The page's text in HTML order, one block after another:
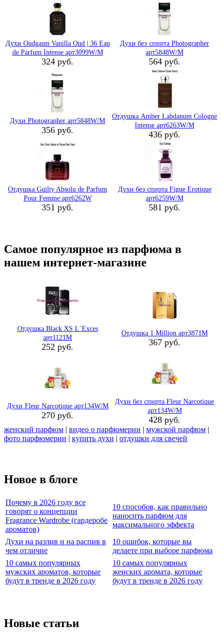
Духи Oudgasm Vanilla Oud | 36 Eau
de Parfum Intense арт3099W/M
324 руб.
Духи без спирта Photographer
арт5848W/M
564 руб.
Духи Photographer арт5848W/M
356 руб.
Отдушка Amber Labdanum Cologne
Intense арт6263W/M
436 руб.
Отдушка Guilty Absolu de Parfum
Pour Femme арт6262W
351 руб.
Духи без спирта Figue Erotique
арт6259W/M
581 руб.
Самое популярное из парфюма в
нашем интернет-магазине
Отдушка Black XS L`Exces
арт1121M
252 руб.
Отдушка 1 Million арт3871M
367 руб.
Духи Fleur Narcotique арт134W/M
270 руб.
Духи без спирта Fleur Narcotique
арт134W/M
428 руб.
женский парфюм | видео о парфюмерии | мужской парфюм |
фото парфюмерии | купить духи | отдушки для свечей
Новое в блоге
Почему в 2026 году все
говорят о концепции
Fragrance Wardrobe (гардеробе
ароматов)
10 способов, как правильно
наносить парфюм для
максимального эффекта
Духи на разлив и на распив в
чем отличие
10 ошибок, которые вы
делаете при выборе парфюма
10 самых популярных
мужских ароматов, которые
будут в тренде в 2026 году
10 самых популярных
женских аромата, которые
будут в тренде в 2026 году
Новые статьи